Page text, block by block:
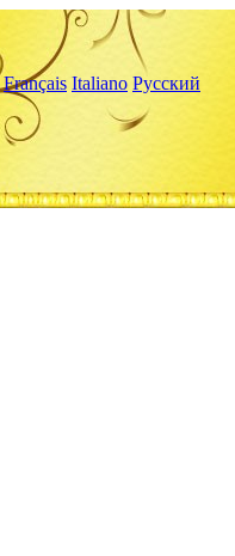
Français Italiano Русский